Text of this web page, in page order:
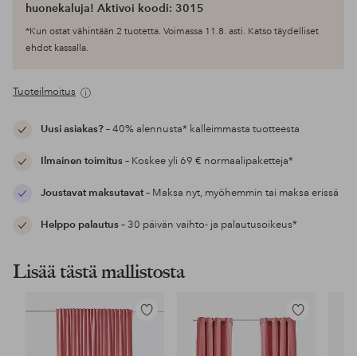
huonekaluja! Aktivoi koodi: 3015
*Kun ostat vähintään 2 tuotetta. Voimassa 11.8. asti. Katso täydelliset
ehdot kassalla.
Tuoteilmoitus
Uusi asiakas?– 40% alennusta* kalleimmasta tuotteesta
Ilmainen toimitus– Koskee yli 69 € normaalipaketteja*
Joustavat maksutavat– Maksa nyt, myöhemmin tai maksa erissä
Helppo palautus– 30 päivän vaihto- ja palautusoikeus*
Lisää tästä mallistosta
Lisää
Lisää
suosikkeihin